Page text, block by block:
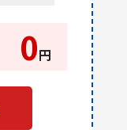
0円